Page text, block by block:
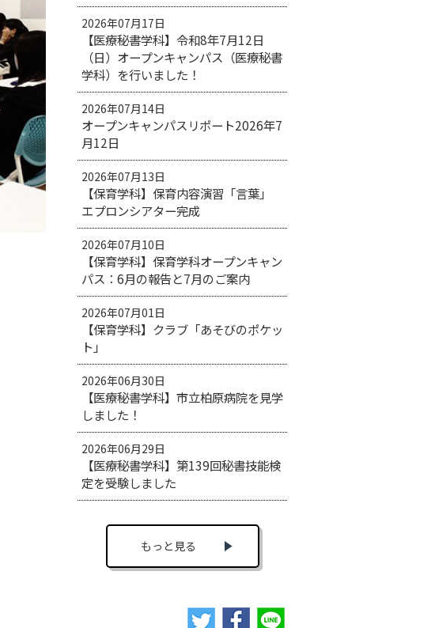
2026年07月17日
【医療秘書学科】令和8年7月12日
（日）オープンキャンパス（医療秘書
学科）を行いました！
2026年07月14日
オープンキャンパスリポート2026年7
月12日
2026年07月13日
【保育学科】保育内容演習「言葉」
エプロンシアター完成
2026年07月10日
【保育学科】保育学科オープンキャン
パス：6月の報告と7月のご案内
2026年07月01日
【保育学科】クラブ「あそびのポケッ
ト」
2026年06月30日
【医療秘書学科】市立柏原病院を見学
しました！
2026年06月29日
【医療秘書学科】第139回秘書技能検
定を受験しました
もっと見る